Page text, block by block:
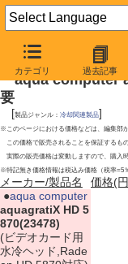
カテゴリ 過去記事
2009年12月19日号
aqua computer
要
[製品ジャンル： 冷却関連製品]
※このページにおける価格などは、編集部
この価格で販売されることを保証するもの
実際の販売価格は変動しますので、購入
※特記無き価格情報は税込み価格（税率=5
メーカー/製品名 価格(
●aqua computer
aquagratiX HD 5
870(23478)
(ビデオカード用
水冷ヘッド,Rade